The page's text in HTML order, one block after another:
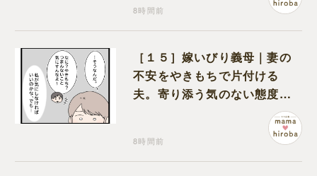
8時間前
［１５］嫁いびり義母｜妻の
不安をやきもちで片付ける
夫。寄り添う気のない態度に
8時間前